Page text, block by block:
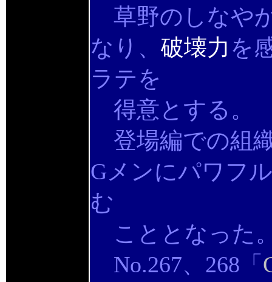
草野のしなや
なり、 破壊力 を
ラテを
得意とする。
登場編での組
Gメンにパワフ
む
こととなった
No.267、268「